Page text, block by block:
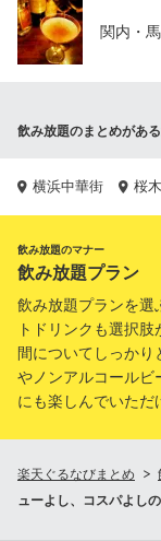
関内・
飲み放題のまとめがあ
横浜中華街 桜
飲み放題のマナー
飲み放題プラン
飲み放題プランを選
トドリンクも選択
間についてしっか
やノンアルコールビ
にも楽しんでいただ
楽天ぐるなびまとめ
ューよし、コスパよし